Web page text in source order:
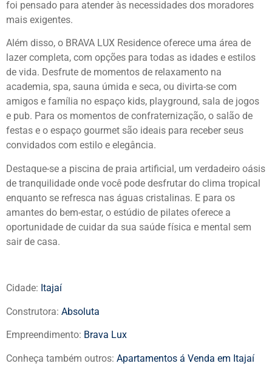
foi pensado para atender às necessidades dos moradores
mais exigentes.
Além disso, o BRAVA LUX Residence oferece uma área de
lazer completa, com opções para todas as idades e estilos
de vida. Desfrute de momentos de relaxamento na
academia, spa, sauna úmida e seca, ou divirta-se com
amigos e família no espaço kids, playground, sala de jogos
e pub. Para os momentos de confraternização, o salão de
festas e o espaço gourmet são ideais para receber seus
convidados com estilo e elegância.
Destaque-se a piscina de praia artificial, um verdadeiro oásis
de tranquilidade onde você pode desfrutar do clima tropical
enquanto se refresca nas águas cristalinas. E para os
amantes do bem-estar, o estúdio de pilates oferece a
oportunidade de cuidar da sua saúde física e mental sem
sair de casa.
Cidade: Itajaí
Construtora: Absoluta
Empreendimento: Brava Lux
Conheça também outros: Apartamentos á Venda em Itajaí